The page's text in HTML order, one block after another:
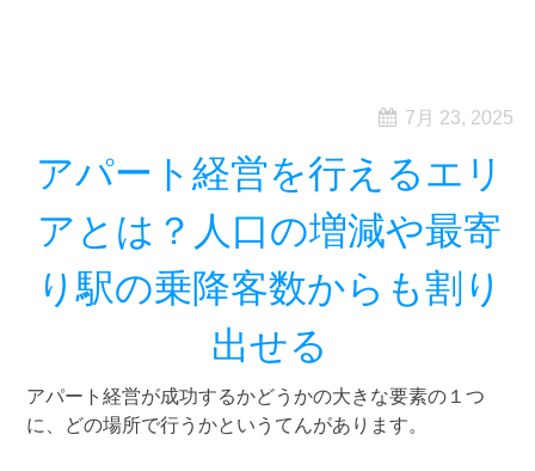
7月 23, 2025
アパート経営を行えるエリ
アとは？人口の増減や最寄
り駅の乗降客数からも割り
出せる
アパート経営が成功するかどうかの大きな要素の１つ
に、どの場所で行うかというてんがあります。